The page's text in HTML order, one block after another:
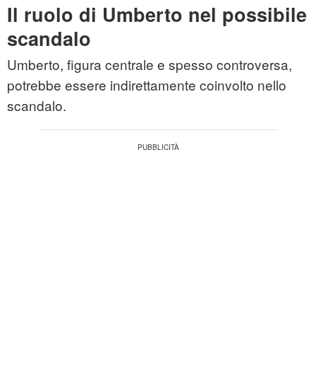
Il ruolo di Umberto nel possibile
scandalo
Umberto, figura centrale e spesso controversa,
potrebbe essere indirettamente coinvolto nello
scandalo.